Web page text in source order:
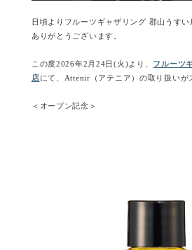
日頃よりフルーツギャザリング 郡山うす
ありがとうございます。
この度2026年2月24日(火)より、 フルーツ
店にて、Attenir（アテニア）の取り扱いが
＜オープン記念＞